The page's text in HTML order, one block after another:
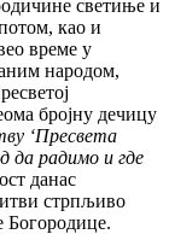
светиње и
као и
време у
народом,
бројну дечицу
‘Пресвета
да радимо и где
данас
стрпљиво
Богородице.